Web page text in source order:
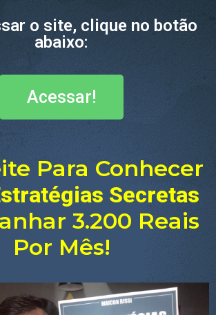
o site, clique no botão
abaixo:
Acessar!
Para Conhecer
Secretas
3.200 Reais
Por Mês!